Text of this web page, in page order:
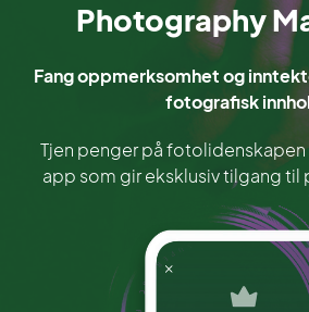
Photography
Fang oppmerksomhet og
fotografisk
Tjen penger på
app som gir eksklusiv tilgang til